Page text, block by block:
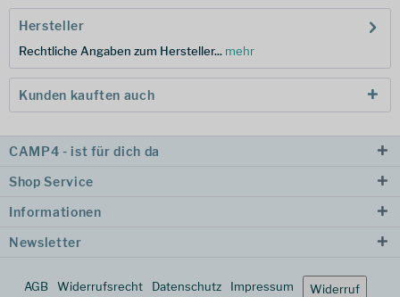
Hersteller
Rechtliche Angaben zum Hersteller... mehr
Kunden kauften auch
CAMP4 - ist für dich da
Shop Service
Informationen
Newsletter
AGB Widerrufsrecht Datenschutz Impressum Widerruf